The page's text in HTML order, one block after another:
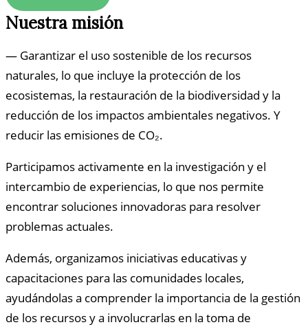
Nuestra misión
— Garantizar el uso sostenible de los recursos
naturales, lo que incluye la protección de los
ecosistemas, la restauración de la biodiversidad y la
reducción de los impactos ambientales negativos. Y
reducir las emisiones de CO₂.
Participamos activamente en la investigación y el
intercambio de experiencias, lo que nos permite
encontrar soluciones innovadoras para resolver
problemas actuales.
Además, organizamos iniciativas educativas y
capacitaciones para las comunidades locales,
ayudándolas a comprender la importancia de la gestión
de los recursos y a involucrarlas en la toma de